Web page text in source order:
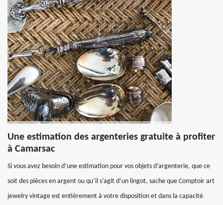
Une estimation des argenteries gratuite à profiter
à Camarsac
Si vous avez besoin d’une estimation pour vos objets d’argenterie, que ce
soit des pièces en argent ou qu’il s’agit d’un lingot, sache que Comptoir art
jewelry vintage est entièrement à votre disposition et dans la capacité